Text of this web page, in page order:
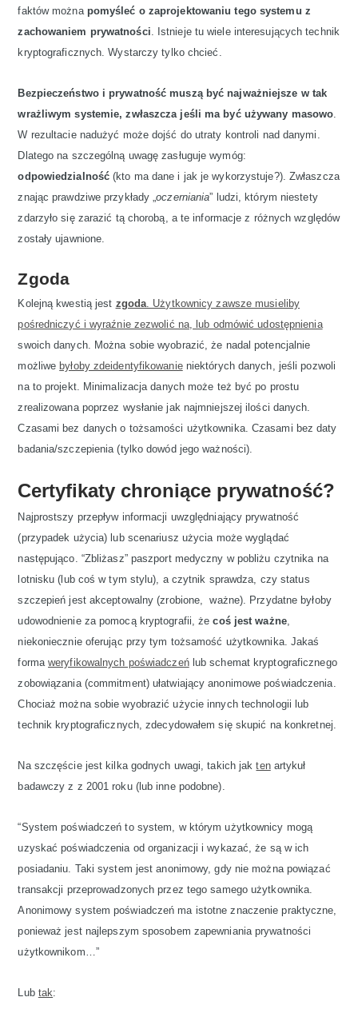
faktów można pomyśleć o zaprojektowaniu tego systemu z
zachowaniem prywatności . Istnieje tu wiele interesujących technik
kryptograficznych. Wystarczy tylko chcieć.
Bezpieczeństwo i prywatność muszą być najważniejsze w tak
wrażliwym systemie, zwłaszcza jeśli ma być używany masowo
W rezultacie nadużyć może dojść do utraty kontroli nad danymi.
Dlatego na szczególną uwagę zasługuje wymóg:
odpowiedzialność (kto ma dane i jak je wykorzystuje?). Zwłaszcza
znając prawdziwe przykłady „oczerniania” ludzi, którym niestety
zdarzyło się zarazić tą chorobą, a te informacje z różnych względów
zostały ujawnione.
Zgoda
Kolejną kwestią jest zgoda. Użytkownicy zawsze musieliby
pośredniczyć i wyraźnie zezwolić na, lub odmówić udostępnienia
swoich danych. Można sobie wyobrazić, że nadal potencjalnie
możliwe byłoby zdeidentyfikowanieniektórych danych, jeśli pozwoli
na to projekt. Minimalizacja danych może też być po prostu
zrealizowana poprzez wysłanie jak najmniejszej ilości danych.
Czasami bez danych o tożsamości użytkownika. Czasami bez daty
badania/szczepienia (tylko dowód jego ważności).
Certyfikaty chroniące prywatność?
Najprostszy przepływ informacji uwzględniający prywatność
(przypadek użycia) lub scenariusz użycia może wyglądać
następująco. “Zbliżasz” paszport medyczny w pobliżu czytnika na
lotnisku (lub coś w tym stylu), a czytnik sprawdza, czy status
szczepień jest akceptowalny (zrobione, ważne). Przydatne byłoby
udowodnienie za pomocą kryptografii, żecoś jest ważne,
niekoniecznie oferując przy tym tożsamość użytkownika. Jakaś
formaweryfikowalnych poświadczeńlub schemat kryptograficznego
zobowiązania (commitment) ułatwiający anonimowe poświadczenia.
Chociaż można sobie wyobrazić użycie innych technologii lub
technik kryptograficznych, zdecydowałem się skupić na konkretnej.
Na szczęście jest kilka godnych uwagi, takich jaktenartykuł
badawczy z z 2001 roku (lub inne podobne).
“System poświadczeń to system, w którym użytkownicy mogą
uzyskać poświadczenia od organizacji i wykazać, że są w ich
posiadaniu. Taki system jest anonimowy, gdy nie można powiązać
transakcji przeprowadzonych przez tego samego użytkownika.
Anonimowy system poświadczeń ma istotne znaczenie praktyczne,
ponieważ jest najlepszym sposobem zapewniania prywatności
użytkownikom…”
Lub tak: